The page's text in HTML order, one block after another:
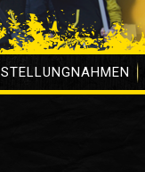
STELLUNGNAHMEN